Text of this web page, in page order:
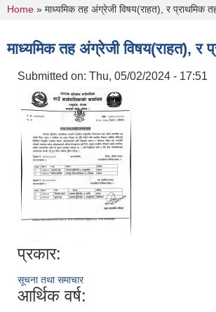
You are here
Home » माध्यमिक तह अंग्रेजी विषय(राहत), र प्राथमिक
माध्यमिक तह अंग्रेजी विषय(राहत), र
Submitted on: Thu, 05/02/2024 - 17:51
प्रकार:
सूचना तथा समाचार
आर्थिक वर्ष: